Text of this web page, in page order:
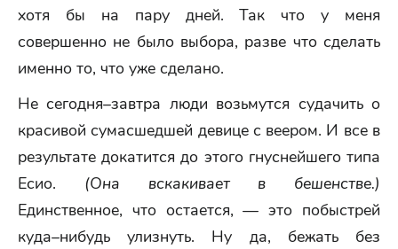
хотя бы на пару дней. Так что у меня
совершенно не было выбора, разве что сделать
именно то, что уже сделано.
Не сегодня–завтра люди возьмутся судачить о
красивой сумасшедшей девице с веером. И все в
результате докатится до этого гнуснейшего типа
Есио. (Она вскакивает в бешенстве.)
Единственное, что остается, — это побыстрей
куда–нибудь улизнуть. Ну да, бежать без